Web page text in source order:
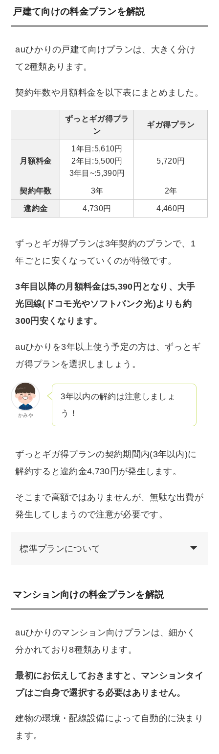
戸建て向けの料金プランを解説
auひかりの戸建て向けプランは、大きく分け
て2種類あります。
契約年数や月額料金を以下表にまとめました。
ずっとギガ得プラ
ン
ギガ得プラン
月額料金
1年目:5,610円
2年目:5,500円
3年目~:5,390円
5,720円
契約年数 3年
2年
違約金
4,730円 4,460円
ずっとギガ得プランは3年契約のプランで、1
年ごとに安くなっていくのが特徴です。
3年目以降の月額料金は5,390円となり、大手
光回線(ドコモ光やソフトバンク光)よりも約
300円安くなります。
auひかりを3年以上使う予定の方は、ずっとギ
ガ得プランを選択しましょう。
かみや
3年以内の解約は注意しましょ
う！
ずっとギガ得プランの契約期間内(3年以内)に
解約すると違約金4,730円が発生します。
そこまで高額ではありませんが、無駄な出費が
発生してしまうので注意が必要です。
標準プランについて
マンション向けの料金プランを解説
auひかりのマンション向けプランは、細かく
分かれており8種類あります。
最初にお伝えしておきますと、マンションタイ
プはご自身で選択する必要はありません。
建物の環境・配線設備によって自動的に決まり
ます。